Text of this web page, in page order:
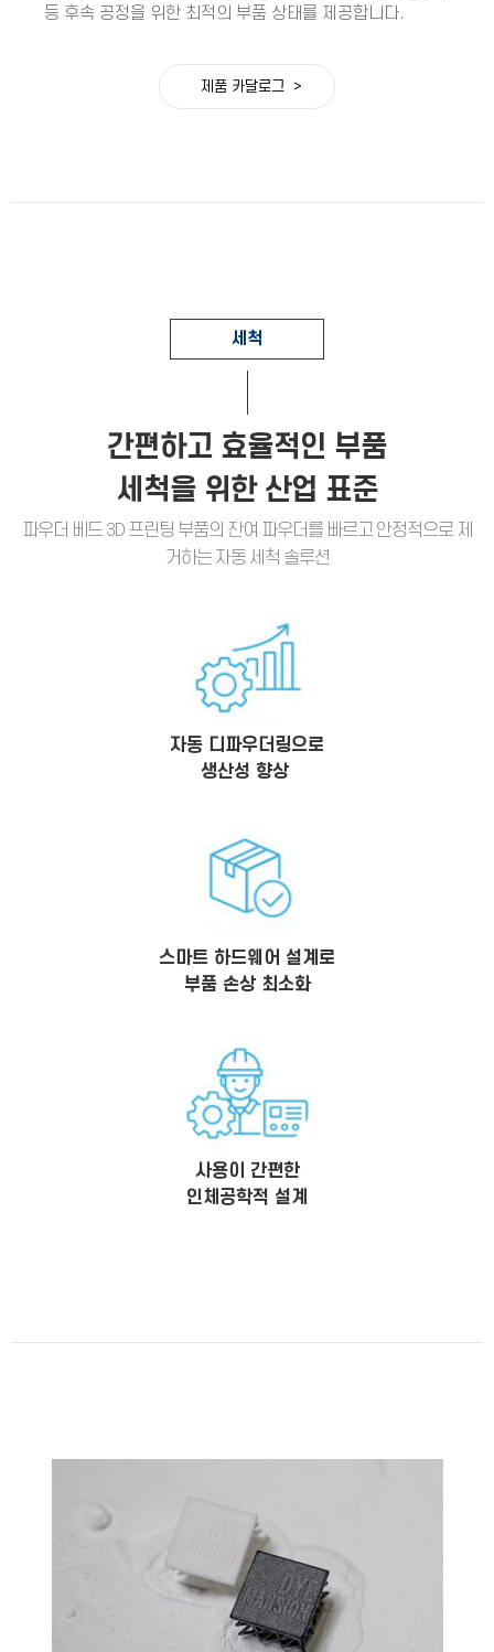
등 후속 공정을 위한 최적의 부품 상태를 제공합니다.
제품 카달로그 >
세척
간편하고 효율적인 부품
세척을 위한 산업 표준
파우더 베드 3D 프린팅 부품의 잔여 파우더를 빠르고 안정적으로 제
거하는 자동 세척 솔루션
자동 디파우더링으로
생산성 향상
스마트 하드웨어 설계로
부품 손상 최소화
사용이 간편한
인체공학적 설계